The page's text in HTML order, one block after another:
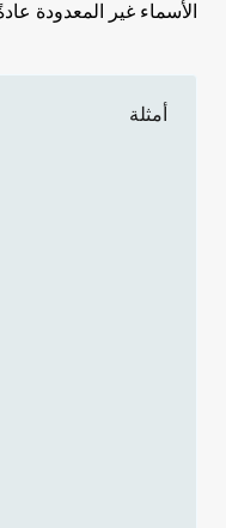
الأسماء غير المعدودة
أمثلة